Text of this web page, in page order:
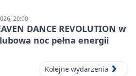
20:00
DANCE REVOLUTION w
noc pełna energii
Kolejne wydarzenia